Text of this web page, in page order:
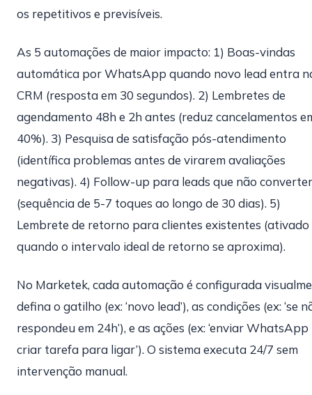
os repetitivos e previsíveis.
As 5 automações de maior impacto: 1) Boas-vindas
automática por WhatsApp quando novo lead entra
CRM (resposta em 30 segundos). 2) Lembretes de
agendamento 48h e 2h antes (reduz cancelamentos
40%). 3) Pesquisa de satisfação pós-atendimento
(identífica problemas antes de virarem avaliações
negativas). 4) Follow-up para leads que não
(sequência de 5-7 toques ao longo de 30 dias). 5)
Lembrete de retorno para clientes existentes (ativado
quando o intervalo ideal de retorno se aproxima).
No Marketek, cada automação é configurada
defina o gatilho (ex: ‘novo lead’), as condições (ex: ‘se
respondeu em 24h’), e as ações (ex: ‘enviar WhatsApp
criar tarefa para ligar’). O sistema executa 24/7 sem
intervenção manual.